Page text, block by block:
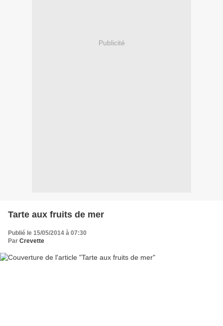
Publicité
Tarte aux fruits de mer
Publié le 15/05/2014 à 07:30
Par Crevette